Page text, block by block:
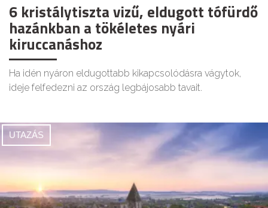
6 kristálytiszta vizű, eldugott tófürdő
hazánkban a tökéletes nyári
kiruccanáshoz
Ha idén nyáron eldugottabb kikapcsolódásra vágytok,
ideje felfedezni az ország legbájosabb tavait.
UTAZÁS